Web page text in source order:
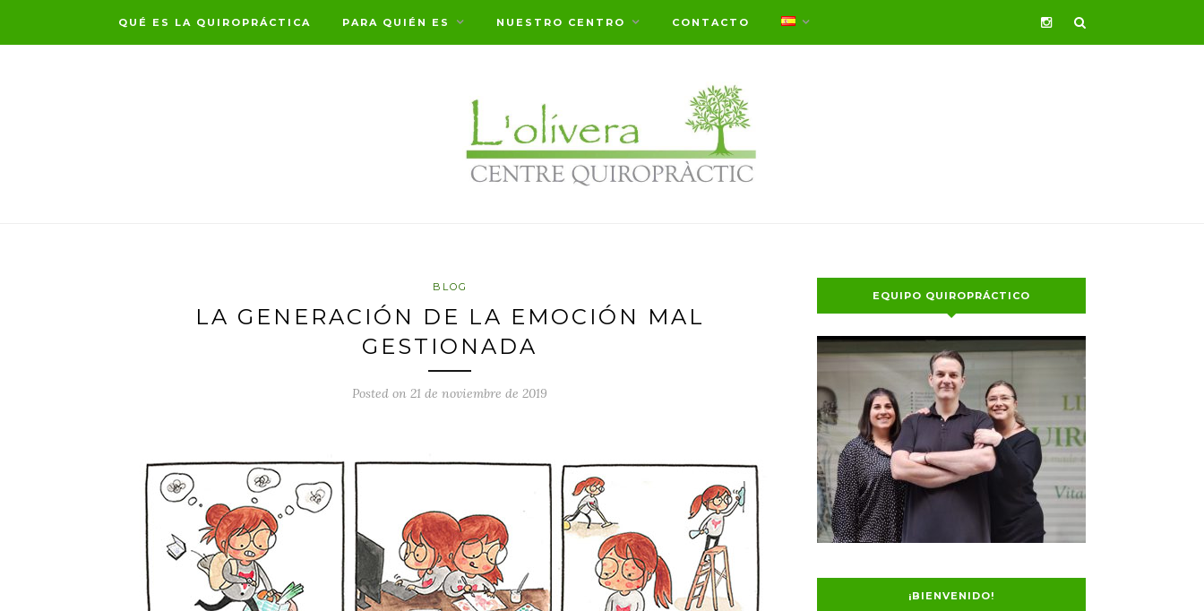
QUÉ ES LA QUIROPRÁCTICA PARA QUIÉN ES NUESTRO CENTRO CONTACTO
BLOG
LA GENERACIÓN DE LA EMOCIÓN MAL
GESTIONADA
Posted on 21 de noviembre de 2019
EQUIPO QUIROPRÁCTICO
¡BIENVENIDO!